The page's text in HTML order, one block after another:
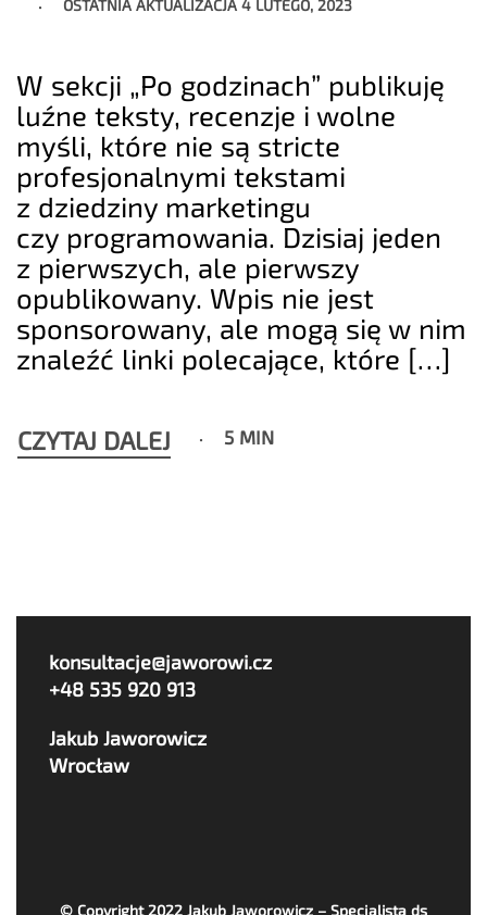
OSTATNIA AKTUALIZACJA4 LUTEGO, 2023
W sekcji „Po godzinach” publikuję
luźne teksty, recenzje i wolne
myśli, które nie są stricte
profesjonalnymi tekstami
z dziedziny marketingu
czy programowania. Dzisiaj jeden
z pierwszych, ale pierwszy
opublikowany. Wpis nie jest
sponsorowany, ale mogą się w nim
znaleźć linki polecające, które […]
CZYTAJ DALEJ 5 MIN
konsultacje@jaworowi.cz
+48 535 920 913
Jakub Jaworowicz
Wrocław
© Copyright 2022 Jakub Jaworowicz – Specjalista ds